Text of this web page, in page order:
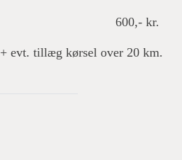
600,- kr.
+ evt. tillæg kørsel over 20 km.